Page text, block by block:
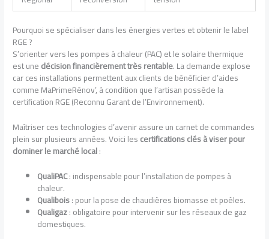
Pourquoi se spécialiser dans les énergies vertes et obtenir le label
RGE ?
S’orienter vers les pompes à chaleur (PAC) et le solaire thermique
est unedécision financièrement très rentable. La demande explose
car ces installations permettent aux clients de bénéficier d’aides
comme MaPrimeRénov’, à condition que l’artisan possède la
certification RGE (Reconnu Garant de l’Environnement).
Maîtriser ces technologies d’avenir assure un carnet de commandes
plein sur plusieurs années. Voici lescertifications clés à viser pour
dominer le marché local:
QualiPAC: indispensable pour l’installation de pompes à
chaleur.
Qualibois: pour la pose de chaudières biomasse et poêles.
Qualigaz: obligatoire pour intervenir sur les réseaux de gaz
domestiques.